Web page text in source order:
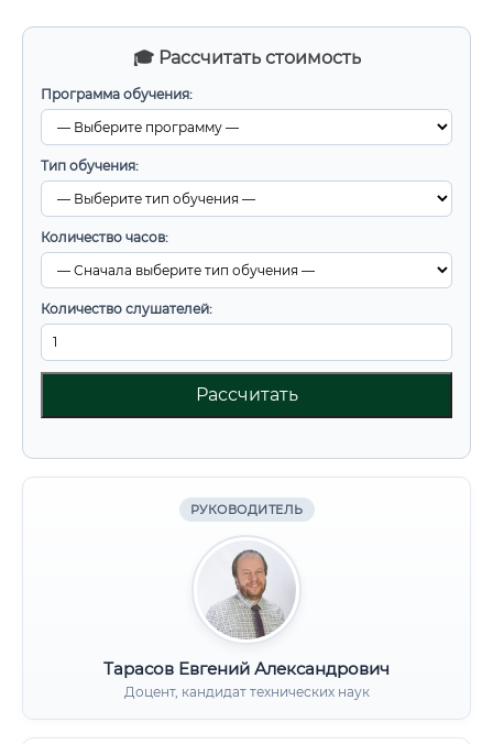
🎓 Рассчитать стоимость
Программа обучения:
Тип обучения:
Количество часов:
Количество слушателей:
Рассчитать
РУКОВОДИТЕЛЬ
Тарасов Евгений Александрович
Доцент, кандидат технических наук